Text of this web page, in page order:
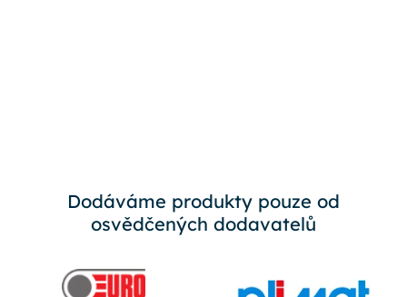
Dodáváme produkty pouze od
osvědčených dodavatelů